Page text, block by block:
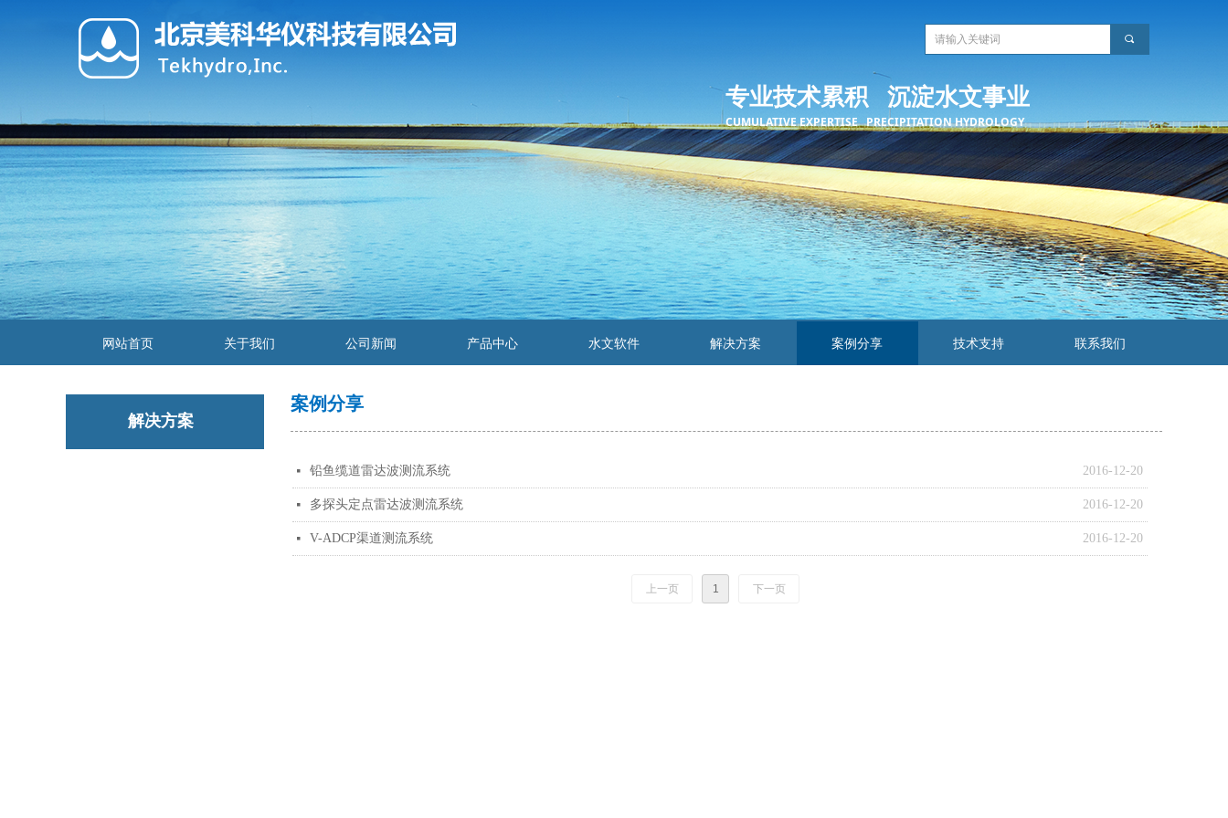
끠
专业技术累积 沉淀水文事业
CUMULATIVE EXPERTISE PRECIPITATION HYDROLOGY
网站首页 关于我们 公司新闻 产品中心 水文软件 解决方案 案例分享 技术支持 联系我们
解决方案
案例分享
2016-12-20
넷 铅鱼缆道雷达波测流系统
2016-12-20
넷 多探头定点雷达波测流系统
2016-12-20
넷 V-ADCP渠道测流系统
上一页 1 下一页